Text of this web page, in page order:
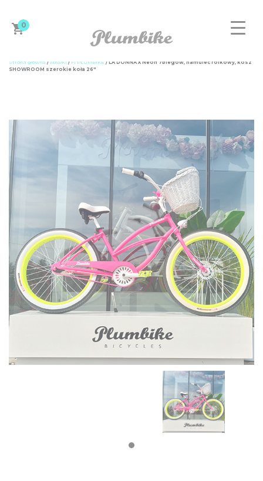
0
ZAPROJEKTUJ ROWER
DAMSKIE
MĘSKIE
DZIECIĘCE
SALE
Strona główna / MARKI / F1 PLUMBIKE / LA DONNA X Neon 7biegów, hamulec rolkowy, kosz
SHOWROOM szerokie koła 26″